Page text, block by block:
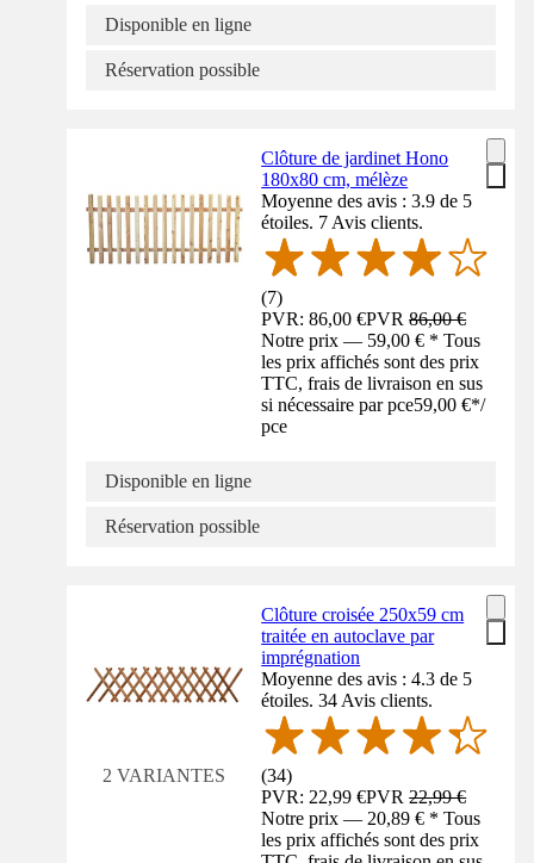
Disponible en ligne
Réservation possible
Clôture de jardinet Hono
180x80 cm, mélèze
Moyenne des avis : 3.9 de 5
étoiles. 7 Avis clients.
(7)
PVR: 86,00 €PVR86,00 €
Notre prix — 59,00 € * Tous
les prix affichés sont des prix
TTC, frais de livraison en sus
si nécessaire par pce59,00 €*/
pce
Disponible en ligne
Réservation possible
2 VARIANTES
Clôture croisée 250x59 cm
traitée en autoclave par
imprégnation
Moyenne des avis : 4.3 de 5
étoiles. 34 Avis clients.
(34)
PVR: 22,99 €PVR22,99 €
Notre prix — 20,89 € * Tous
les prix affichés sont des prix